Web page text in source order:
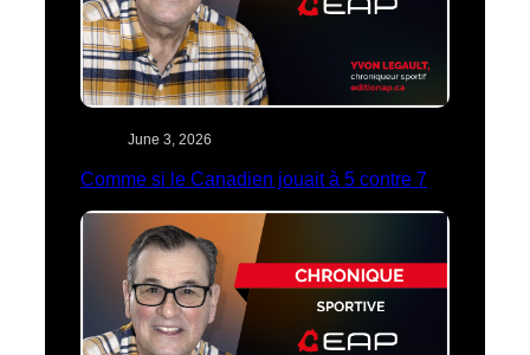
June 3, 2026
Comme si le Canadien jouait à 5 contre 7